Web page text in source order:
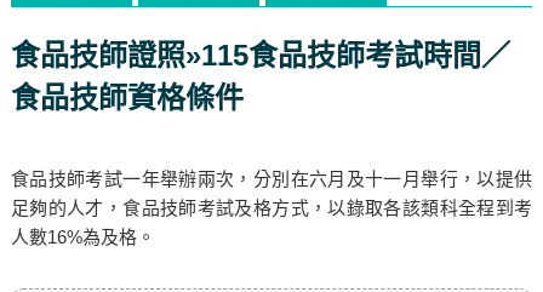
食品技師證照»115食品技師考試時間／
食品技師資格條件
食品技師考試一年舉辦兩次，分別在六月及十一月舉行，以提供
足夠的人才，食品技師考試及格方式，以錄取各該類科全程到考
人數16%為及格。